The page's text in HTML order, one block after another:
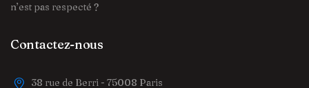
n’est pas respecté ?
Contactez-nous
38 rue de Berri - 75008 Paris